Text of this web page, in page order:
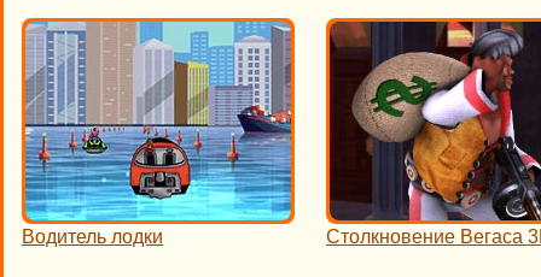
Водитель лодки Столкновение Вегаса